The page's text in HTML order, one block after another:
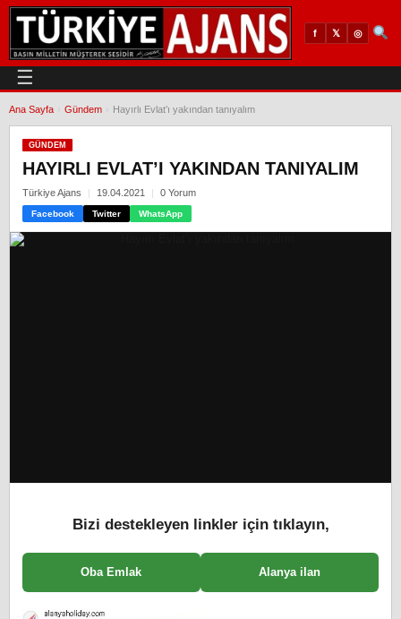
f 𝕏 ◎
☰
Ana Sayfa Gündem Hayırlı Evlat’ı yakından tanıyalım
GÜNDEM
HAYIRLI EVLAT’I YAKINDAN TANIYALIM
Türkiye Ajans 19.04.2021 0 Yorum
Facebook Twitter WhatsApp
Bizi destekleyen linkler için tıklayın,
Oba Emlak Alanya ilan